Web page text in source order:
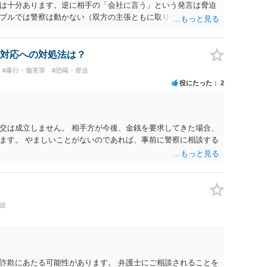
十分あります。逆に相手の「会社に言う」という発言は脅迫
ルでは警察は動かない（双方の主張ともに取り合わない）で
行為が犯罪に該当しないとしても、本件のように余計なトラ
待できなくなり、事情によっては不法行為を主張されて事実
応への対処法は？
#暴行・傷害罪
#恐喝・脅迫
役にたった
2
は成立しません。 相手方が今後、金銭を要求してきた場合、
す。 やましいことがないのであれば、事前に警察に相談する
欺にあたる可能性があります。 弁護士にご相談されることを